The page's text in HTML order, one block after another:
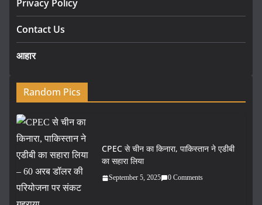
Privacy Policy
Contact Us
आहार
Random Pics
CPEC से चीन का किनारा, पाकिस्तान ने एडीबी
का सहारा लिया
September 5, 2025 0 Comments